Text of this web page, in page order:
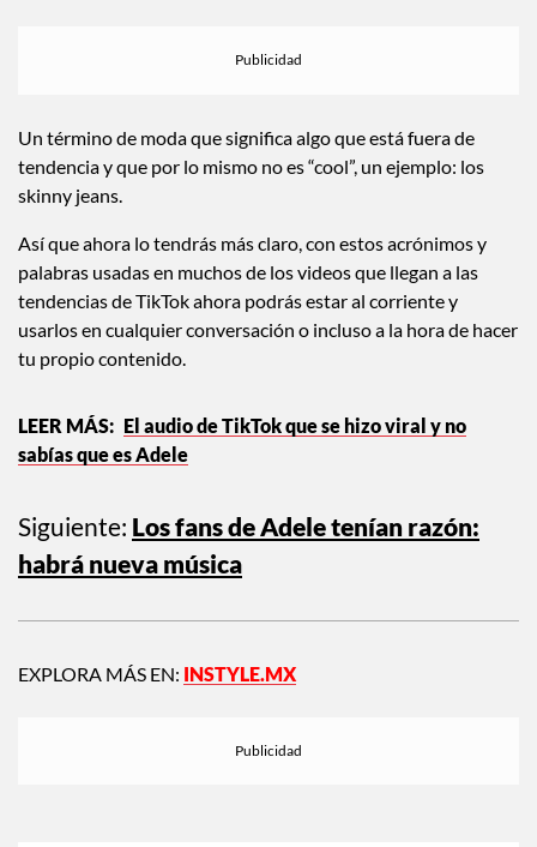
Un término de moda que significa algo que está fuera de
tendencia y que por lo mismo no es “cool”, un ejemplo: los
skinny jeans.
Así que ahora lo tendrás más claro, con estos acrónimos y
palabras usadas en muchos de los videos que llegan a las
tendencias de TikTok ahora podrás estar al corriente y
usarlos en cualquier conversación o incluso a la hora de hacer
tu propio contenido.
El audio de TikTok que se hizo viral y no
sabías que es Adele
Siguiente: Los fans de Adele tenían razón:
habrá nueva música
EXPLORA MÁS EN: INSTYLE.MX